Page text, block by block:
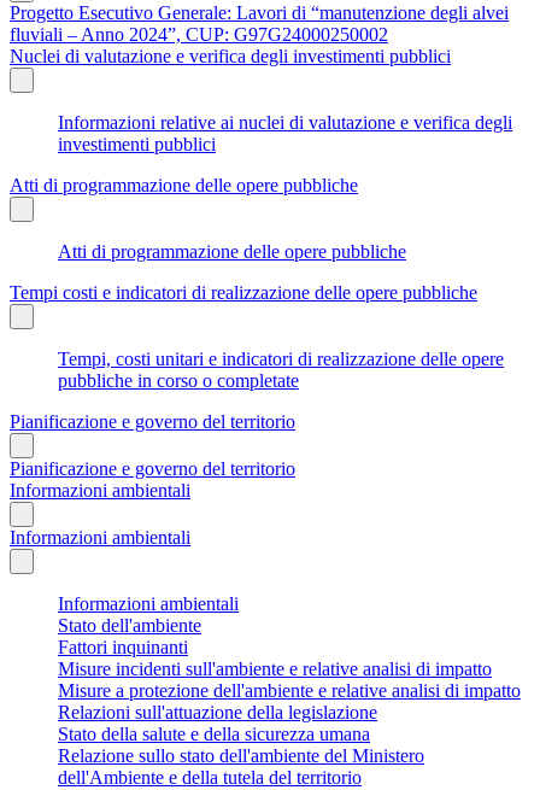
Progetto Esecutivo Generale: Lavori di “manutenzione degli alvei
fluviali – Anno 2024”, CUP: G97G24000250002
Nuclei di valutazione e verifica degli investimenti pubblici
Informazioni relative ai nuclei di valutazione e verifica degli
investimenti pubblici
Atti di programmazione delle opere pubbliche
Atti di programmazione delle opere pubbliche
Tempi costi e indicatori di realizzazione delle opere pubbliche
Tempi, costi unitari e indicatori di realizzazione delle opere
pubbliche in corso o completate
Pianificazione e governo del territorio
Pianificazione e governo del territorio
Informazioni ambientali
Informazioni ambientali
Informazioni ambientali
Stato dell'ambiente
Fattori inquinanti
Misure incidenti sull'ambiente e relative analisi di impatto
Misure a protezione dell'ambiente e relative analisi di impatto
Relazioni sull'attuazione della legislazione
Stato della salute e della sicurezza umana
Relazione sullo stato dell'ambiente del Ministero
dell'Ambiente e della tutela del territorio